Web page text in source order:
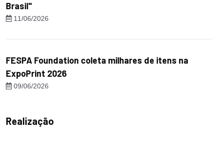
Brasil"
11/06/2026
FESPA Foundation coleta milhares de itens na
ExpoPrint 2026
09/06/2026
Realização